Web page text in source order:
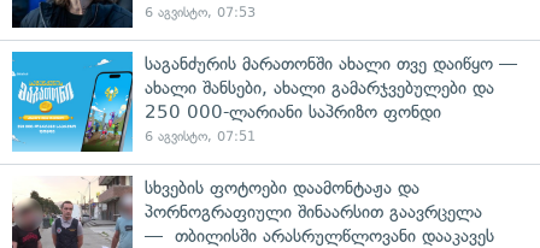
6 აგვისტო, 07:53
საგანძურის მარათონში ახალი თვე დაიწყო —
ახალი შანსები, ახალი გამარჯვებულები და
250 000-ლარიანი საპრიზო ფონდი
6 აგვისტო, 07:51
სხვების ფოტოები დაამონტაჟა და
პორნოგრაფიული შინაარსით გაავრცელა
— თბილისში არასრულწლოვანი დააკავეს